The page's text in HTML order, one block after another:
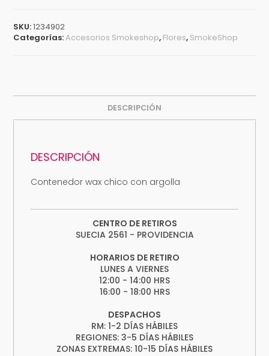
SKU:1234902
Categorías:Accesorios Smokeshop, Flores, SmokeShop
DESCRIPCIÓN
DESCRIPCIÓN
Contenedor wax chico con argolla
CENTRO DE RETIROS
SUECIA 2561 - PROVIDENCIA
HORARIOS DE RETIRO
LUNES A VIERNES
12:00 - 14:00 HRS
16:00 - 18:00 HRS
DESPACHOS
RM: 1-2 DÍAS HÁBILES
REGIONES: 3-5 DÍAS HÁBILES
ZONAS EXTREMAS: 10-15 DÍAS HÁBILES